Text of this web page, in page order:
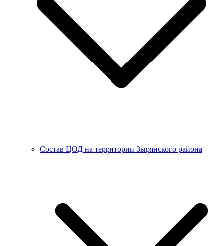
Состав ЦОД на территории Зырянского района